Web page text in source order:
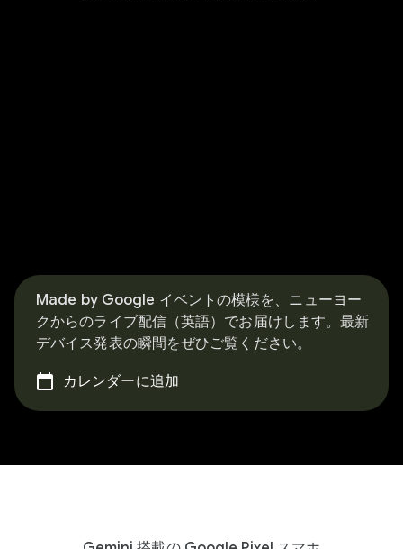
Made by Google イベントの模様を、ニューヨー
クからのライブ配信（英語）でお届けします。最新
デバイス発表の瞬間をぜひご覧ください。
カレンダーに追加